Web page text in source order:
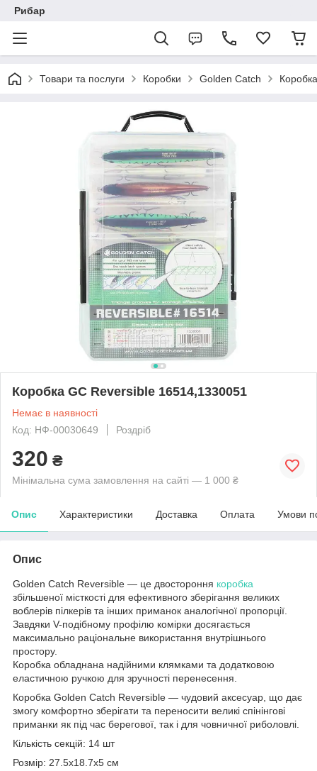
Рибар
Товари та послуги Коробки Golden Catch
Коробка GC Reversible 16514,1330051
Немає в наявності
Код: НФ-00030649
Роздріб
320 ₴
Мінімальна сума замовлення на сайті — 1 000 ₴
Опис Характеристики Доставка Оплата Умови
Опис
Golden Catch Reversible — це двостороння коробка
збільшеної місткості для ефективного зберігання великих
воблерів пілкерів та інших приманок аналогічної пропорції.
Завдяки V-подібному профілю комірки досягається
максимально раціональне використання внутрішнього
простору.
Коробка обладнана надійними клямками та додатковою
еластичною ручкою для зручності перенесення.
Коробка Golden Catch Reversible — чудовий аксесуар, що дає
змогу комфортно зберігати та переносити великі спінінгові
приманки як під час берегової, так і для човничної риболовлі.
Кількість секцій: 14 шт
Розмір: 27.5х18.7х5 см